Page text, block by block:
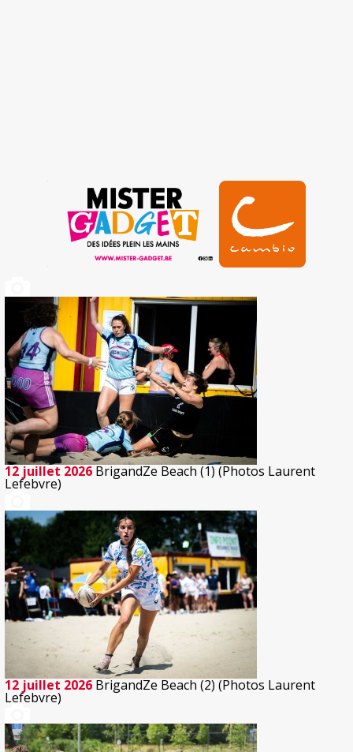
12 juillet 2026 BrigandZe Beach (1) (Photos Laurent
Lefebvre)
12 juillet 2026 BrigandZe Beach (2) (Photos Laurent
Lefebvre)